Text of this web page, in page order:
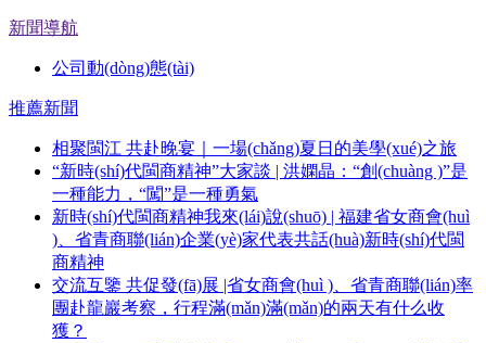
新聞導航
公司動(dòng)態(tài)
推薦新聞
相聚閩江 共赴晚宴｜一場(chǎng)夏日的美學(xué)之旅
“新時(shí)代閩商精神”大家談 | 洪嫻晶：“創(chuàng )”是
一種能力，“闖”是一種勇氣
新時(shí)代閩商精神我來(lái)說(shuō) | 福建省女商會(huì
)、省青商聯(lián)企業(yè)家代表共話(huà)新時(shí)代閩
商精神
交流互鑒 共促發(fā)展 |省女商會(huì )、省青商聯(lián)率
團赴龍巖考察，行程滿(mǎn)滿(mǎn)的兩天有什么收
獲？